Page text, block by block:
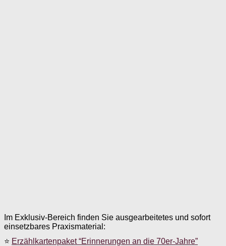
Im Exklusiv-Bereich finden Sie ausgearbeitetes und sofort
einsetzbares Praxismaterial:
⭐ Erzählkartenpaket “Erinnerungen an die 70er-Jahre”